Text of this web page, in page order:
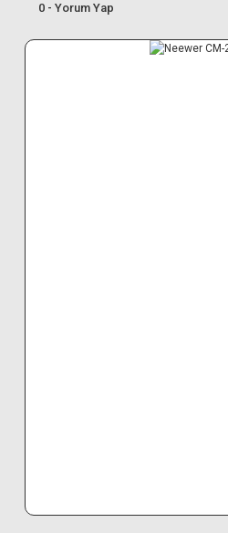
0 - Yorum Yap